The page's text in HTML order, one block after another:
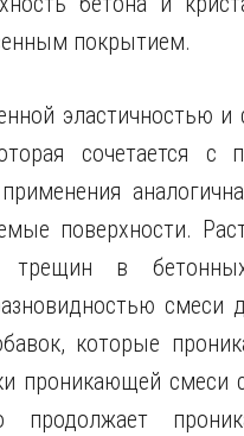
покрытием.
эластичностью и
сочетается с
поверхности.
трещин в
смеси
которые
проникающей смеси
продолжает